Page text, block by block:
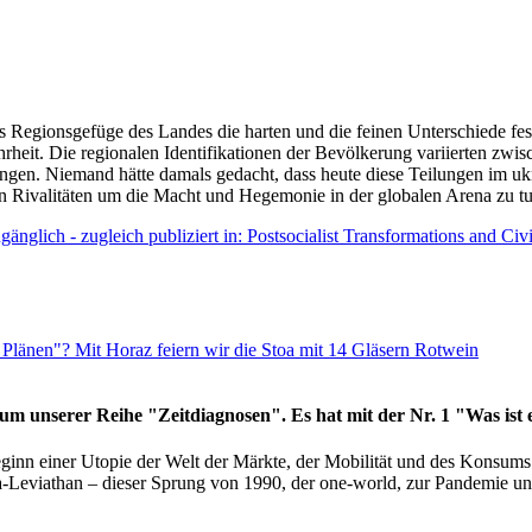
des Landes die harten und die feinen Unterschiede
Die regionalen Identifikationen der Bevölkerung variierten
Niemand hätte damals gedacht, dass heute diese Teilungen im
um die Macht und Hegemonie in der globalen Arena zu
- zugleich publiziert in: Postsocialist Transformations and
Mit Horaz feiern wir die Stoa mit 14 Gläsern Rotwein
unserer Reihe "Zeitdiagnosen". Es hat mit der Nr. 1 "Was
einer Utopie der Welt der Märkte, der Mobilität und des
– dieser Sprung von 1990, der one-world, zur Pandemie